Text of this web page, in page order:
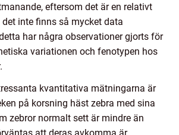
eftersom det är en relativt
inte finns så mycket data
har några observationer gjorts för
variationen och fenotypen hos
kvantitativa mätningarna är
på korsning häst zebra med sina
zebror normalt sett är mindre än
att deras avkomma är